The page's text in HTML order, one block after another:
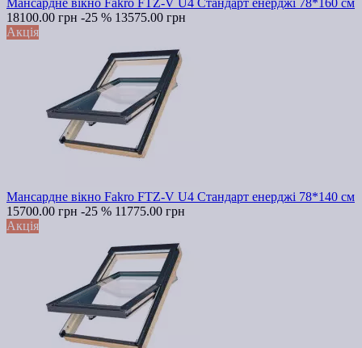
Мансардне вікно Fakro FTZ-V U4 Стандарт енерджі 78*160 см
18100.00 грн -25 % 13575.00 грн
Акція
Мансардне вікно Fakro FTZ-V U4 Стандарт енерджі 78*140 см
15700.00 грн -25 % 11775.00 грн
Акція